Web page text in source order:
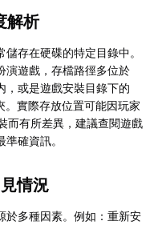
解析
存在硬碟的特定目錄中。
演遊戲，存檔路徑多位於
，或是遊戲安裝目錄下的
。實際存放位置可能因玩家
而有所差異，建議查閱遊戲
確資訊。
情況
於多種因素。例如：重新安